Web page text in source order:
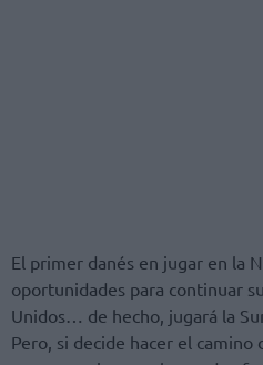
El primer danés en jugar en la
oportunidades para continuar
Unidos… de hecho, jugará la
Pero, si decide hacer el